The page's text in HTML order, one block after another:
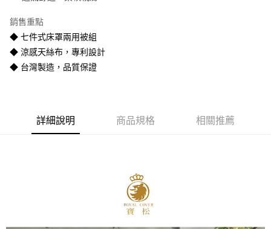
全盈+PAY
AFTEE先享後付
相關說明
１．簡單：不需註冊會員、不需綁卡、不需儲值。
２．便利：只要手機號碼，簡訊認證，即可結帳。
３．安心：先確認商品／服務後，再付款。
結帳頁面，進行簡訊認證並確認金額後，即可完成結帳。
２．訂單成立數日內，您將收到繳費通知簡訊。
３．收到繳費通知簡訊後14天內，點擊此簡訊中的連結，可透過四大超商／
ATM／網路銀行／等多元方式進行付款，方視為交易完成。
運送方式
銷售重點
◆ 七件式床罩兩用被組
◆ 涼感天絲布，專利設計
◆ 台灣製造，品質保證
詳細說明 商品規格 相關推薦